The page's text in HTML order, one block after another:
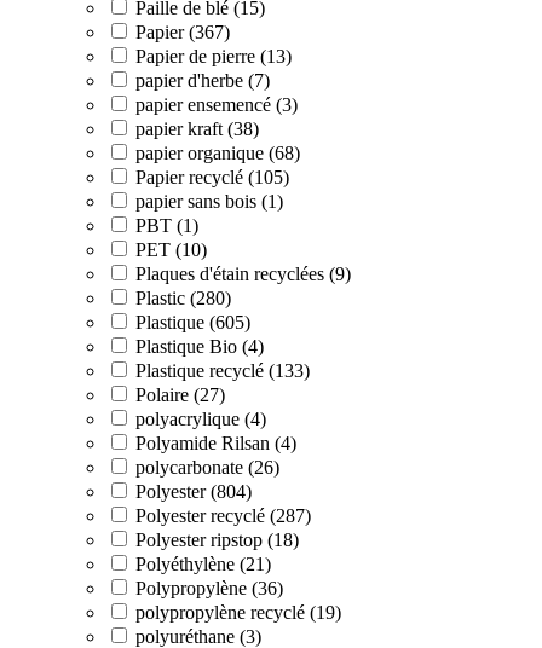
Paille de blé (15)
Papier (367)
Papier de pierre (13)
papier d'herbe (7)
papier ensemencé (3)
papier kraft (38)
papier organique (68)
Papier recyclé (105)
papier sans bois (1)
PBT (1)
PET (10)
Plaques d'étain recyclées (9)
Plastic (280)
Plastique (605)
Plastique Bio (4)
Plastique recyclé (133)
Polaire (27)
polyacrylique (4)
Polyamide Rilsan (4)
polycarbonate (26)
Polyester (804)
Polyester recyclé (287)
Polyester ripstop (18)
Polyéthylène (21)
Polypropylène (36)
polypropylène recyclé (19)
polyuréthane (3)